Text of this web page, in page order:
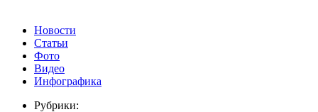
Новости
Статьи
Фото
Видео
Инфографика
Рубрики: